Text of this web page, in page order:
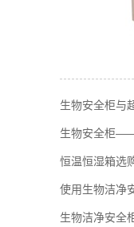
生物安全柜与
生物安全柜
恒温恒湿箱选
使用生物洁净
生物洁净安全